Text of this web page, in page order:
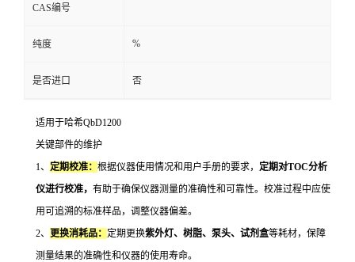
CAS编号
纯度 %
是否进口 否
适用于哈希QbD1200
关键部件的维护
1、 定期校准： 根据仪器使用情况和用户手册的要求， 定期对TOC分析
仪进行校准， 有助于确保仪器测量的准确性和可靠性。校准过程中应使
用可追溯的标准样品，调整仪器偏差。
2、 更换消耗品： 定期更换紫外灯、树脂、泵头、试剂盒等耗材，保障
测量结果的准确性和仪器的使用寿命。